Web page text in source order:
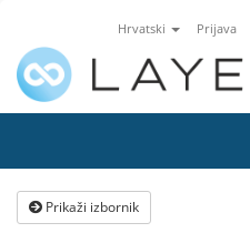
Hrvatski Prijava
Prikaži izbornik